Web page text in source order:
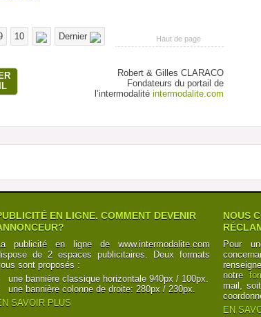
10 Dernier Haut de page
Robert & Gilles CLARACO
Fondateurs du portail de
l’intermodalité intermodalite.com
EN LIGNE. COMMENT DEVENIR
publicité en ligne de www.intermodalite.com
de 2 espaces publicitaires. Deux formats
sont proposés :
une bannière classique horizontale 940px / 100px.
une bannière colonne de droite: 280px / 230px.
SAVOIR PLUS
NOUS
Pour
notre
mail,
EN